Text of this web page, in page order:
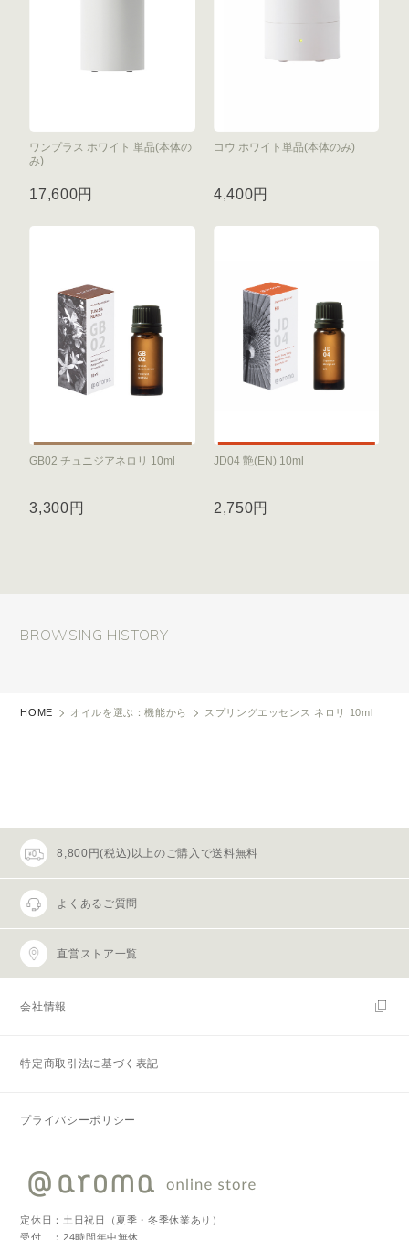
ワンプラス ホワイト 単品(本体の
み)
17,600円
コウ ホワイト単品(本体のみ)
4,400円
GB02 チュニジアネロリ 10ml
3,300円
JD04 艶(EN) 10ml
2,750円
BROWSING HISTORY
HOME オイルを選ぶ：機能から スプリングエッセンス ネロリ 10ml
8,800円(税込)以上のご購入で送料無料
よくあるご質問
直営ストア一覧
会社情報
特定商取引法に基づく表記
プライバシーポリシー
定休日：土日祝日（夏季・冬季休業あり）
受付 ：24時間年中無休